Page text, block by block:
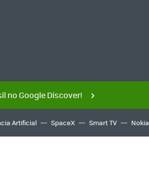
no Google Discover!
Artificial SpaceX Smart TV Nokia